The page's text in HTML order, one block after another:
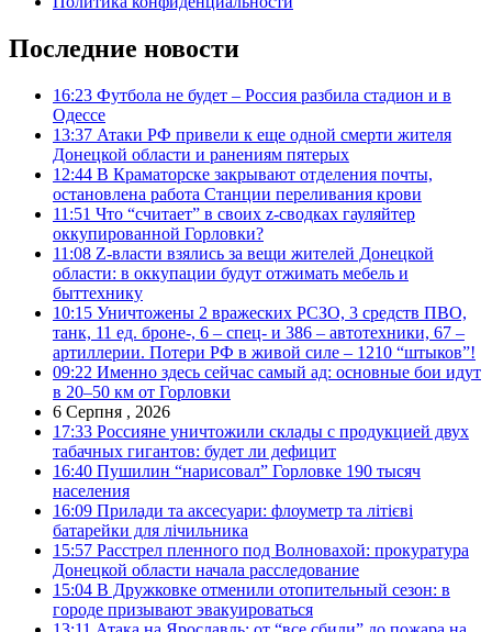
Последние новости
16:23 Футбола не будет – Россия разбила стадион и в
Одессе
13:37 Атаки РФ привели к еще одной смерти жителя
Донецкой области и ранениям пятерых
12:44 В Краматорске закрывают отделения почты,
остановлена работа Станции переливания крови
11:51 Что “считает” в своих z-сводках гауляйтер
оккупированной Горловки?
11:08 Z-власти взялись за вещи жителей Донецкой
области: в оккупации будут отжимать мебель и
быттехнику
10:15 Уничтожены 2 вражеских РСЗО, 3 средств ПВО,
танк, 11 ед. броне-, 6 – спец- и 386 – автотехники, 67 –
артиллерии. Потери РФ в живой силе – 1210 “штыков”!
09:22 Именно здесь сейчас самый ад: основные бои идут
в 20–50 км от Горловки
6 Серпня , 2026
17:33 Россияне уничтожили склады с продукцией двух
табачных гигантов: будет ли дефицит
16:40 Пушилин “нарисовал” Горловке 190 тысяч
населения
16:09 Прилади та аксесуари: флоуметр та літієві
батарейки для лічильника
15:57 Расстрел пленного под Волновахой: прокуратура
Донецкой области начала расследование
15:04 В Дружковке отменили отопительный сезон: в
городе призывают эвакуироваться